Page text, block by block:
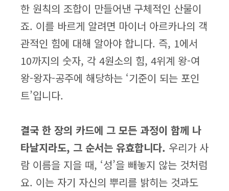
한 원칙의 조합이 만들어낸 구체적인 산물이
죠. 이를 바르게 알려면 마이너 아르카나의 객
관적인 힘에 대해 알아야 합니다. 즉, 1에서
10까지의 숫자, 각 4원소의 힘, 4위계 왕-여
왕-왕자-공주에 해당하는 ‘기준이 되는 포인
트’입니다.
결국 한 장의 카드에 그 모든 과정이 함께 나
타날지라도, 그 순서는 유효합니다. 우리가 사
람 이름을 지을 때, ‘성’을 빼놓지 않는 것처럼
요. 이는 자기 자신의 뿌리를 밝히는 것과도